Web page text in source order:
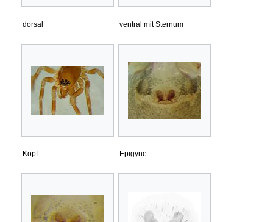
dorsal ventral mit Sternum
Kopf Epigyne